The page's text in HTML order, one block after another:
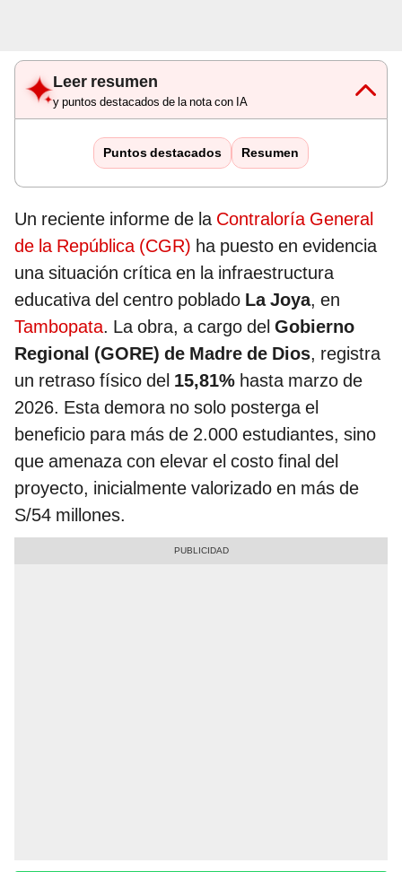
Leer resumen
y puntos destacados de la nota con IA
Puntos destacados Resumen
Un reciente informe de la Contraloría General
de la República (CGR) ha puesto en evidencia
una situación crítica en la infraestructura
educativa del centro poblado La Joya, en
Tambopata. La obra, a cargo del Gobierno
Regional (GORE) de Madre de Dios, registra
un retraso físico del 15,81% hasta marzo de
2026. Esta demora no solo posterga el
beneficio para más de 2.000 estudiantes, sino
que amenaza con elevar el costo final del
proyecto, inicialmente valorizado en más de
S/54 millones.